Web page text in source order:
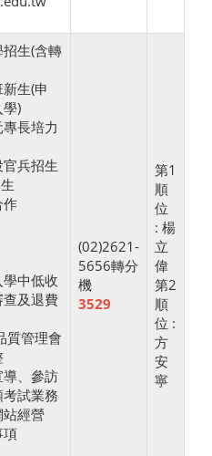
生(含轉
生(申
)
長培力
兵招生
作
中低收
查及退費
質管理會
、參訪
試業務
經營
項
(02)2621-
5656轉分
機
3529
第1
順
位
: 楊
立
偉
第2
順
位 :
方
安
寧